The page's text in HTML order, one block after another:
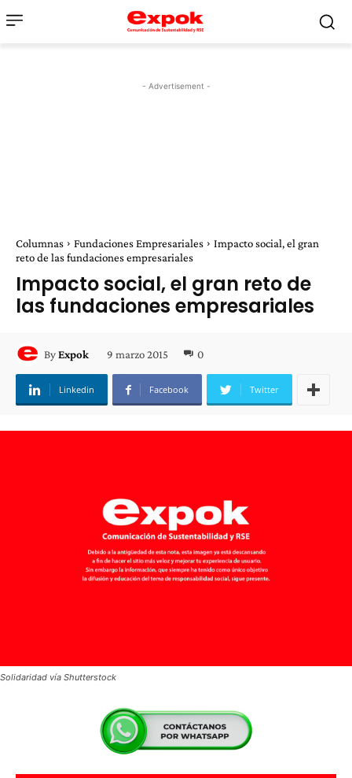
- Advertisement -
Columnas Fundaciones Empresariales
Impacto social, el gran
reto de las fundaciones empresariales
Impacto social, el gran reto de
las fundaciones empresariales
ByExpok 9 marzo 2015 0
Linkedin Facebook Twitter
Solidaridad vía Shutterstock